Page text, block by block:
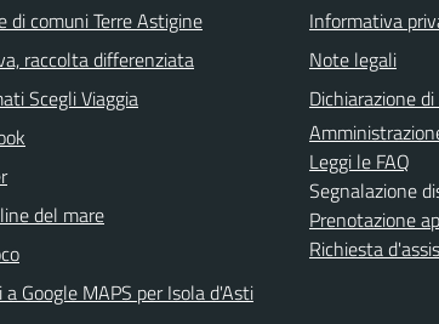
di comuni Terre Astigine
raccolta differenziata
Scegli Viaggia
del mare
a Google MAPS per Isola d'Asti
Informativa
Note legali
Dichiarazione
Leggi le FAQ
Segnalazione
Prenotazione
Richiesta